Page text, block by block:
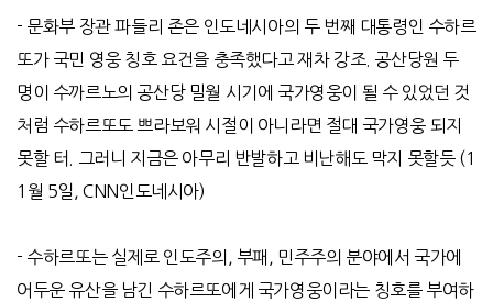
- 문화부 장관 파들리 존은 인도네시아의 두 번째 대통령인 수하르
또가 국민 영웅 칭호 요건을 충족했다고 재차 강조 공산당원 두
명이 수까르노의 공산당 밀월 시기에 국가영웅이 될 수 있었던 것
처럼 수하르또도 쁘라보워 시절이 아니라면 절대 국가영웅 되지
못할 터
그러니 지금은 아무리 반발하고 비난해도 막지 못할듯(1
1 월 5일 , CNN인도네시아)
- 수하르또는 실제로 인도주의 부패
민주주의 분야에서 국가에
어두운 유산을 남긴 수하르또에게 국가영웅이라는 칭호를 부여하